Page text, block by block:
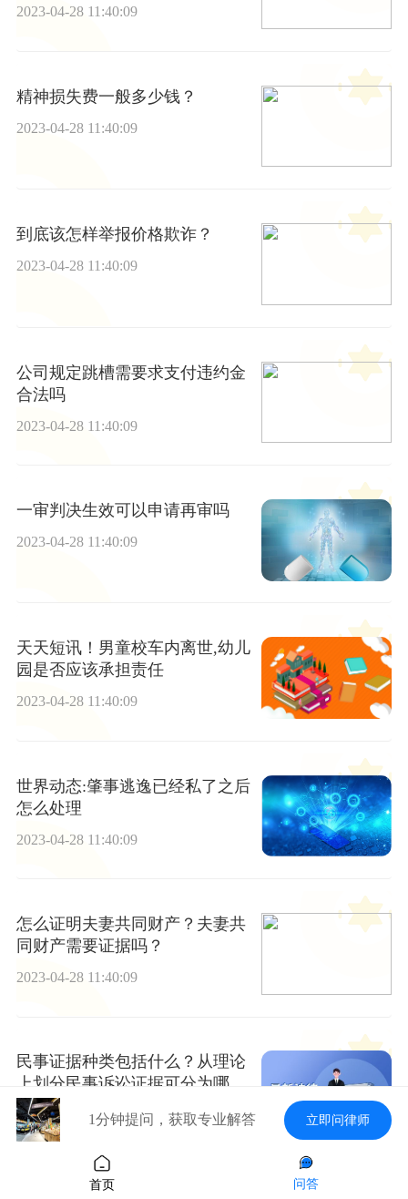
2023-04-28 11:40:09
精神损失费一般多少钱？
2023-04-28 11:40:09
到底该怎样举报价格欺诈？
2023-04-28 11:40:09
公司规定跳槽需要求支付违约金
合法吗
2023-04-28 11:40:09
一审判决生效可以申请再审吗
2023-04-28 11:40:09
天天短讯！男童校车内离世,幼儿
园是否应该承担责任
2023-04-28 11:40:09
世界动态:肇事逃逸已经私了之后
怎么处理
2023-04-28 11:40:09
怎么证明夫妻共同财产？夫妻共
同财产需要证据吗？
2023-04-28 11:40:09
民事证据种类包括什么？从理论
上划分民事诉讼证据可分为哪几
类？
2023-04-28 11:40:091分钟提问，获取专业解答 立即问律师
首页 问答